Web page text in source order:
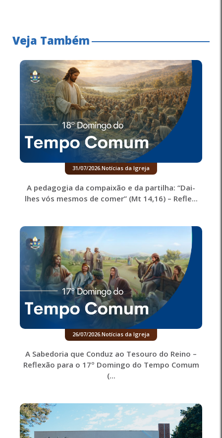
Veja Também
31/07/2026.Notícias da Igreja
A pedagogia da compaixão e da partilha: “Dai-
lhes vós mesmos de comer” (Mt 14,16) – Refle...
26/07/2026.Notícias da Igreja
A Sabedoria que Conduz ao Tesouro do Reino –
Reflexão para o 17º Domingo do Tempo Comum
(...